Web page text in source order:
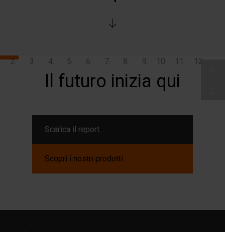
Future of Environment
L'aumento delle temperature comporterà il fatto che gli
edifici saranno sempre più soggetti a pressioni per
occupanti da condizioni esterne estreme. Questo
cambiamento avrà un impatto sulla progettazione degli
Il futuro inizia qui
Scarica il report
Scopri i nostri prodotti